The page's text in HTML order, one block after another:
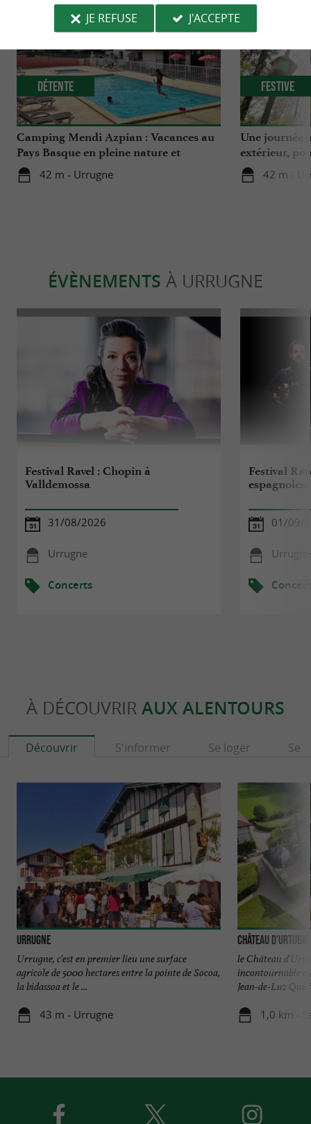
Camping Mendi Azpian : Vacances au
Pays Basque en pleine nature et
proches de la montagne
42 m - Urrugne
Détente
Une journée
extérieur,
enfants !
42 m -
Festive
ÉVÈNEMENTS À URRUGNE
Festival Ravel : Chopin à
Valldemossa
31/08/2026
Urrugne
Concerts
Festival
espagnoles
01/09/
Urrugne
À DÉCOUVRIR AUX ALENTOURS
Découvrir S'informer Se loger Se
Urrugne
Urrugne, c'est en premier lieu une surface
agricole de 5000 hectares entre la pointe de Socoa,
la bidassoa et le ...
43 m - Urrugne
Château d'Urtubie
le Château
incontournable
Jean-de-Luz Que
1,0 km -
JE REFUSE
J'ACCEPTE